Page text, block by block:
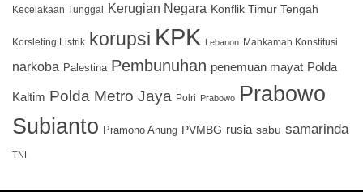
Kecelakaan Tunggal Kerugian Negara Konflik Timur Tengah
Korsleting Listrik korupsi KPK Lebanon Mahkamah Konstitusi
narkoba Palestina Pembunuhan penemuan mayat Polda
Kaltim Polda Metro Jaya Polri Prabowo Prabowo
Subianto Pramono Anung PVMBG rusia sabu samarinda
TNI